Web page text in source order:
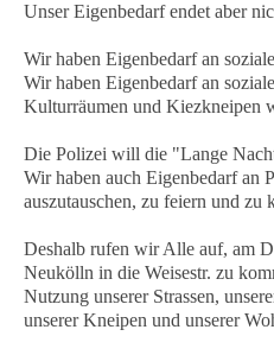
Unser Eigenbedarf endet aber
Wir haben Eigenbedarf an
Wir haben Eigenbedarf an
Kulturräumen und Kiezkneipen
Die Polizei will die "Lange
Wir haben auch Eigenbedarf an
auszutauschen, zu feiern und zu
Deshalb rufen wir Alle auf, am
Neukölln in die Weisestr. zu
Nutzung unserer Strassen,
unserer Kneipen und unserer